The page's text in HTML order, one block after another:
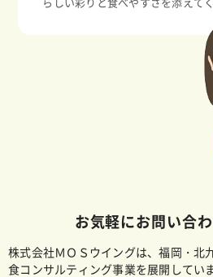
らしい彩りと食べやすさを添えて
お気軽にお問い合
株式会社ＭＯＳウイングは、福岡・北
食コンサルティング事業を展開してい